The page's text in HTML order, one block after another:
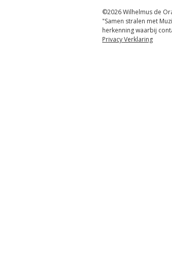
©2026 Wilhelmus de
"Samen stralen met
herkenning waarbij
Privacy Verklaring